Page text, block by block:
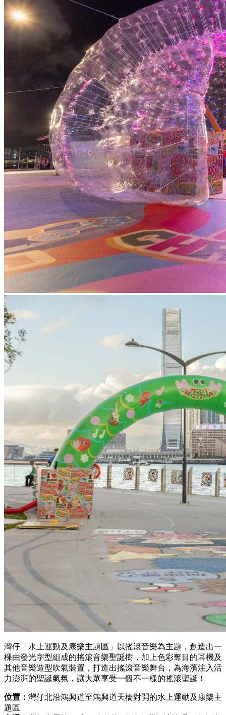
灣仔「水上運動及康樂主題區」以搖滾音樂為主題，創造出一
棵由發光字型組成的搖滾音樂聖誕樹，加上色彩奪目的耳機及
其他音樂造型吹氣裝置，打造出搖滾音樂舞台，為海濱注入活
力澎湃的聖誕氣氛，讓大眾享受一個不一樣的搖滾聖誕！
位置： 灣仔北沿鴻興道至鴻興道天橋對開的水上運動及康樂主
題區